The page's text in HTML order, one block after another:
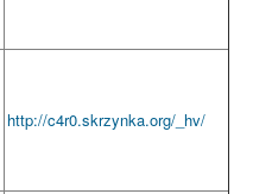
http://c4r0.skrzynka.org/_hv/